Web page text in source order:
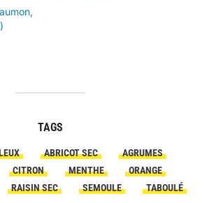
TAGS
ABRICOT SEC
AGRUMES
CITRON MENTHE
ORANGE
RAISIN SEC SEMOULE TABOULÉ